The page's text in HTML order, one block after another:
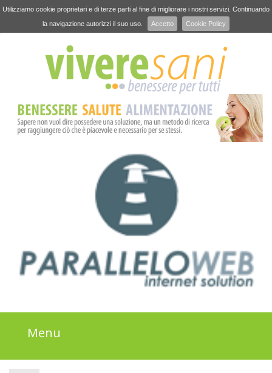
Utilizziamo cookie proprietari e di terze parti al fine di migliorare i nostri servizi. Continuando
la navigazione autorizzi il suo uso.
Accetto Cookie Policy
Menu